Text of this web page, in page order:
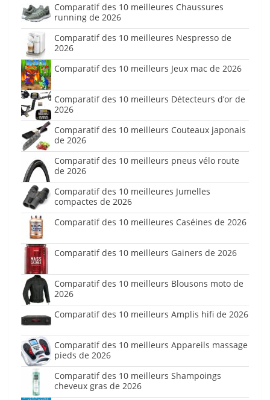
Comparatif des 10 meilleures Chaussures
running de 2026
Comparatif des 10 meilleures Nespresso de
2026
Comparatif des 10 meilleurs Jeux mac de 2026
Comparatif des 10 meilleurs Détecteurs d’or de
2026
Comparatif des 10 meilleurs Couteaux japonais
de 2026
Comparatif des 10 meilleurs pneus vélo route
de 2026
Comparatif des 10 meilleures Jumelles
compactes de 2026
Comparatif des 10 meilleures Caséines de 2026
Comparatif des 10 meilleurs Gainers de 2026
Comparatif des 10 meilleurs Blousons moto de
2026
Comparatif des 10 meilleurs Amplis hifi de 2026
Comparatif des 10 meilleurs Appareils massage
pieds de 2026
Comparatif des 10 meilleurs Shampoings
cheveux gras de 2026